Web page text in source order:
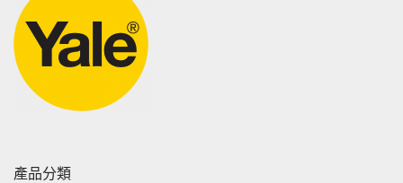
產品分類